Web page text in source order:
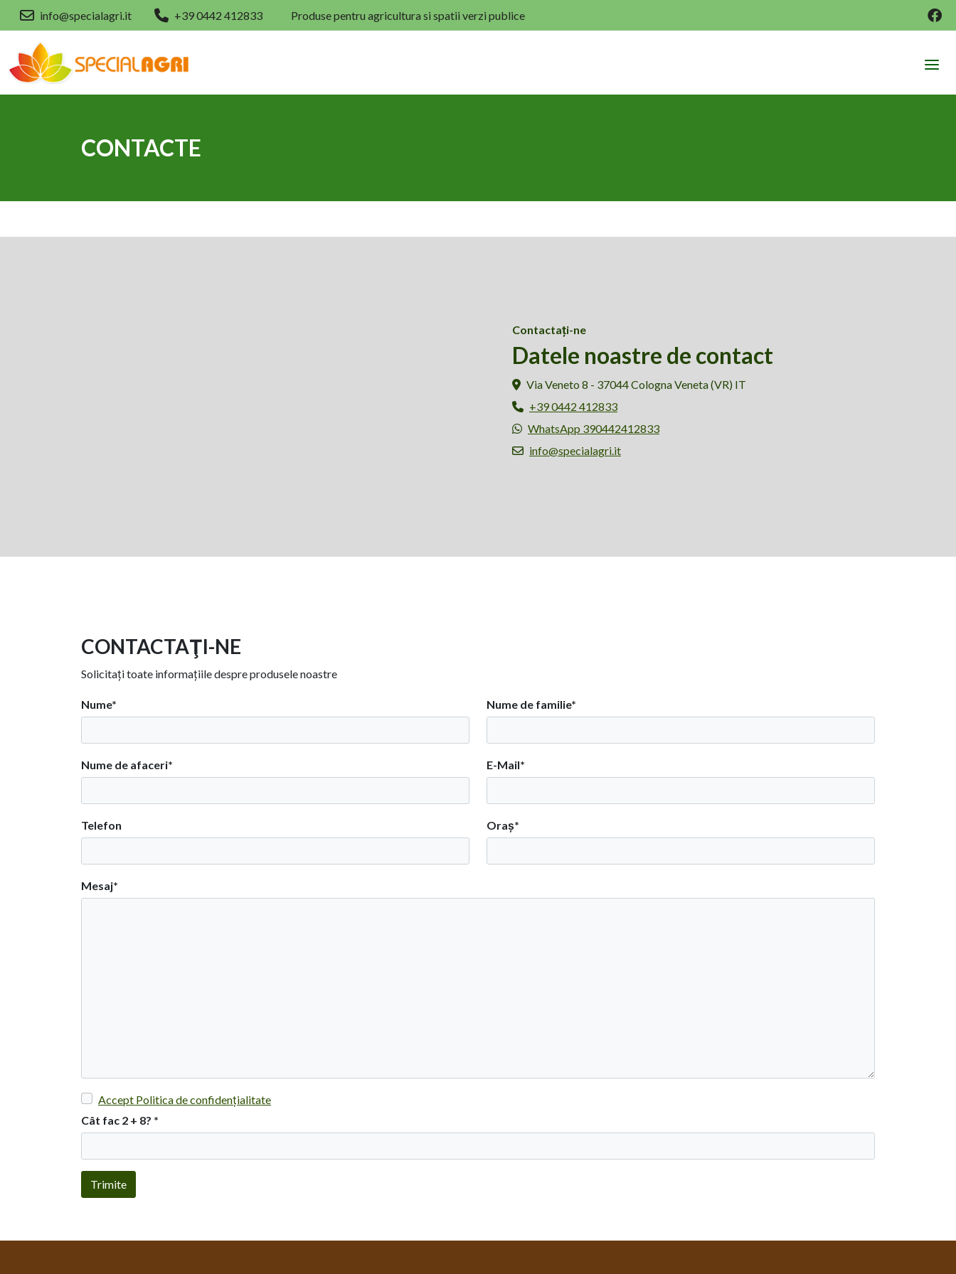
info@specialagri.it +39 0442 412833 Produse pentru agricultura si spatii verzi publice
CONTACTE
Contactaţi-ne
Datele noastre de contact
Via Veneto 8 - 37044 Cologna Veneta (VR) IT
+39 0442 412833
WhatsApp 390442412833
info@specialagri.it
CONTACTAŢI-NE
Solicitați toate informațiile despre produsele noastre
Nume* Nume de familie*
Nume de afaceri* E-Mail*
Telefon Oraș*
Mesaj*
Accept Politica de confidențialitate
Cât fac 2 + 8? *
Trimite